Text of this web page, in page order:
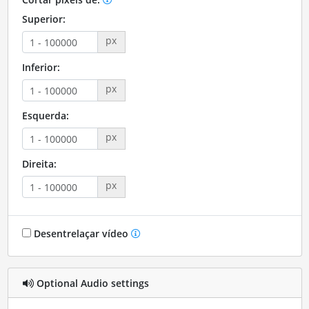
Superior:
px
Inferior:
px
Esquerda:
px
Direita:
px
Desentrelaçar vídeo
Optional Audio settings